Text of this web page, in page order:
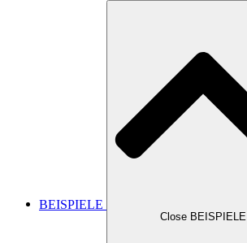
BEISPIELE
Close BEISPIELE